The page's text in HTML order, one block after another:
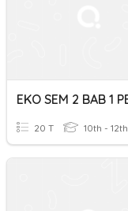
20 T 10th - 12th